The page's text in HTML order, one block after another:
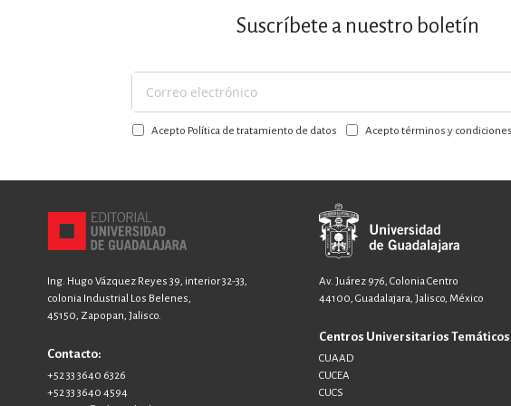
Suscríbete a nuestro boletín
Suscríbase
a
nuestroAcepto Política de tratamiento de datos Acepto términos y
Ing. Hugo Vázquez Reyes 39, interior 32-33,
colonia Industrial Los Belenes,
45150, Zapopan, Jalisco.
Contacto:
+52 33 3640 6326
+52 33 3640 4594
Av. Juárez 976, Colonia Centro
44100, Guadalajara, Jalisco, México
Centros Universitarios Temáticos
CUAAD
CUCEA
CUCS